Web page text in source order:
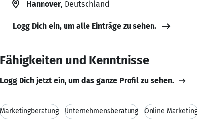
Hannover, Deutschland
Logg Dich ein, um alle Einträge zu sehen.
Fähigkeiten und Kenntnisse
Logg Dich jetzt ein, um das ganze Profil zu sehen.
Marketingberatung Unternehmensberatung Online Marketing